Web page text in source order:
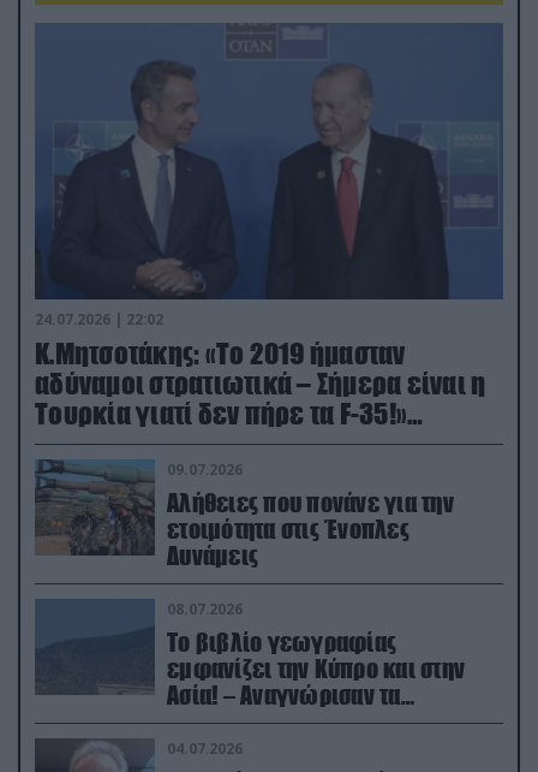
24.07.2026 | 22:02
Κ.Μητσοτάκης: «Το 2019 ήμασταν
αδύναμοι στρατιωτικά – Σήμερα είναι η
Τουρκία γιατί δεν πήρε τα F-35!»
(βίντεο)
09.07.2026
Αλήθειες που πονάνε για την
ετοιμότητα στις Ένοπλες
Δυνάμεις
08.07.2026
Το βιβλίο γεωγραφίας
εμφανίζει την Κύπρο και στην
Ασία! – Αναγνώρισαν τα
κατεχόμενα; (φωτο)
04.07.2026